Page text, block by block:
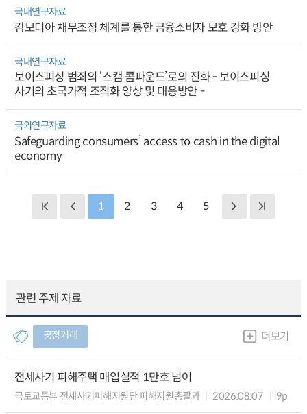
국내연구자료
캄보디아 채무조정 체계를 통한 금융소비자 보호 강화 방안
국내연구자료
보이스피싱 범죄의 ‘스캠 콤파운드’로의 진화 - 보이스피싱
사기의 초국가적 조직화 양상 및 대응방안 -
국외연구자료
Safeguarding consumers’ access to cash in the digital
economy
1 2 3 4 5
관련 주제 자료
공정거래 더보기
전세사기 피해주택 매입실적 1만호 넘어
국토교통부 전세사기피해지원단 피해지원총괄과 2026.08.07 9p